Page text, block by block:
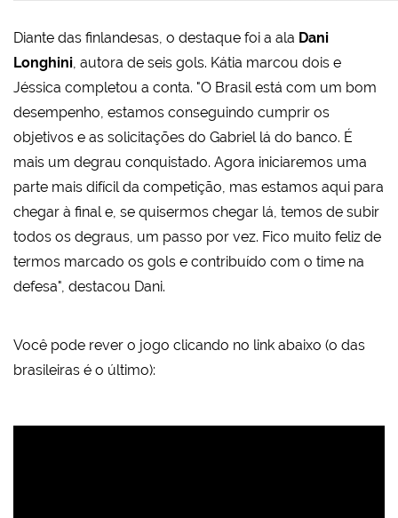
Diante das finlandesas, o destaque foi a ala Dani
Longhini, autora de seis gols. Kátia marcou dois e
Jéssica completou a conta. "O Brasil está com um bom
desempenho, estamos conseguindo cumprir os
objetivos e as solicitações do Gabriel lá do banco. É
mais um degrau conquistado. Agora iniciaremos uma
parte mais difícil da competição, mas estamos aqui para
chegar à final e, se quisermos chegar lá, temos de subir
todos os degraus, um passo por vez. Fico muito feliz de
termos marcado os gols e contribuído com o time na
defesa", destacou Dani.
Você pode rever o jogo clicando no link abaixo (o das
brasileiras é o último):